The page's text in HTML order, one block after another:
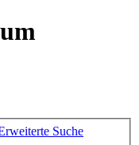
Suche